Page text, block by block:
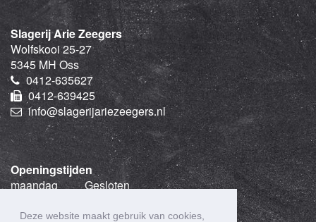
Deze website maakt gebruik van cookies,
Slagerij Arie Zeegers
Wolfskooi 25-27
5345 MH Oss
0412-635627
0412-639425
info@slagerijariezeegers.nl
Openingstijden
maandag
Gesloten
woensdag
08:30 -18:30